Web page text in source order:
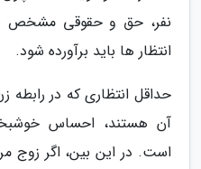
نفر، حق و حقوقی مشخص
انتظار ها باید برآورده شود.
حداقل انتظاری که در
آن هستند، احساس
است. در این بین، اگر زوج